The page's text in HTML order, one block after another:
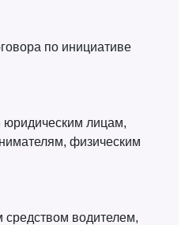
по инициативе
юридическим лицам,
физическим
водителем,